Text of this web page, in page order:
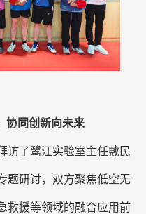
协同创新向未来
访了鹭江实验室主任戴民
题研讨，双方聚焦低空无
救援等领域的融合应用前